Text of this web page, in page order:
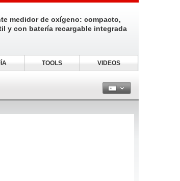
medidor de oxígeno: compacto,
y con batería recargable integrada
TOOLS VIDEOS